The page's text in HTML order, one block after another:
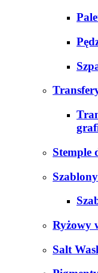
Stemple
Szablony
Ryżowy
Salt